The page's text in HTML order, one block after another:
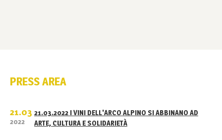
PRESS AREA
21.03
2022
21.03.2022 I VINI DELL'ARCO ALPINO SI ABBINANO AD
ARTE, CULTURA E SOLIDARIETÀ